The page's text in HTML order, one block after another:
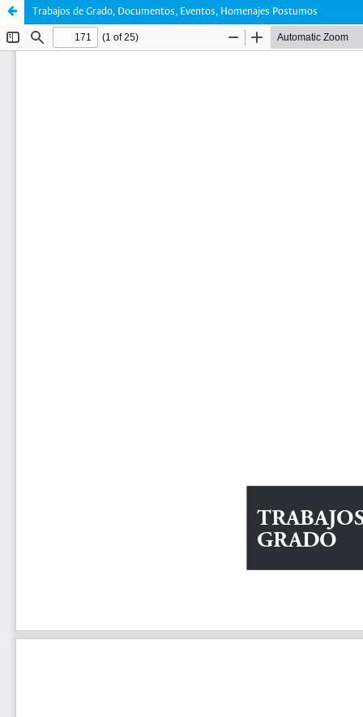
Trabajos de Grado, Documentos, Eventos, Homenajes Postumos